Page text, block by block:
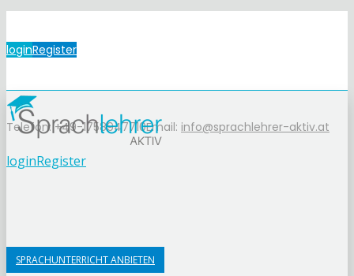
loginRegister
Telefon: +49-1758947710Email: info@sprachlehrer-aktiv.at
loginRegister
SPRACHUNTERRICHT ANBIETEN